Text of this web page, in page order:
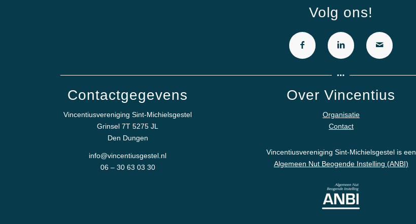
Volg ons!
Contactgegevens
Vincentiusvereniging Sint-Michielsgestel
Grinsel 7T 5275 JL
Den Dungen
info@vincentiusgestel.nl
06 – 30 63 03 30
Over Vincentius
Organisatie
Contact
Vincentiusvereniging Sint-Michielsgestel is een
Algemeen Nut Beogende Instelling (ANBI)